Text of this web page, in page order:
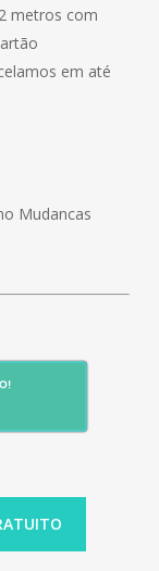
metros com
em até
Mudancas